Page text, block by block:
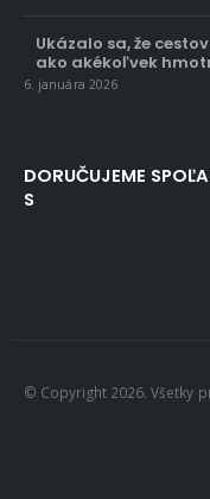
Ukázalo sa, že
ako akékoľvek
6. januára 2026
DORUČUJEME
S
© Copyright 2026. Všetky